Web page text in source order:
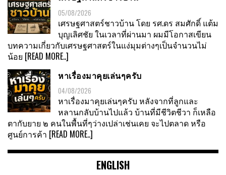
05/08/2026
เศรษฐศาสตร์ชาวบ้าน โดย รศ.ดร สมศักดิ์ แต้ม
บุญเลิศชัย ในเวลาที่ผ่านมา ผมมีโอกาสเขียน
บทความเกี่ยวกับเศรษฐศาสตร์ในแง่มุมต่างๆเป็นจำนวนไม่
น้อย [READ MORE..]
หาเรื่องมาคุยเล่นๆครับ
04/08/2026
หาเรื่องมาคุยเล่นๆครับ หลังจากที่ลูกและ
หลานกลับบ้านไปแล้ว บ้านที่มีชีวิตชีวา ก็เหลือ
ตากับยาย ๒ คนในพื้นที่ๆว่างเปล่าเช่นเคย จะไปตลาด หรือ
ศูนย์การค้า [READ MORE..]
ENGLISH